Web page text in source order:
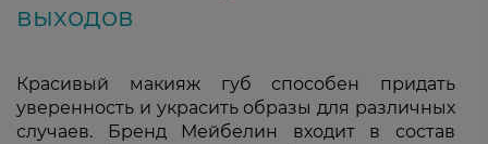
выходов
Красивый макияж губ способен придать
уверенность и украсить образы для различных
случаев. Бренд Мейбелин входит в состав